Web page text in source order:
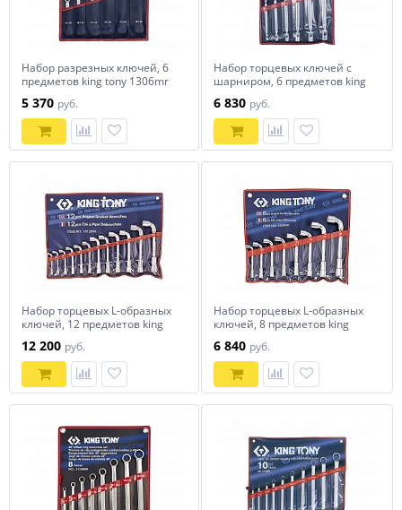
Набор разрезных ключей, 6
предметов king tony 1306mr
5 370 руб.
Набор торцевых ключей с
шарниром, 6 предметов king
6 830 руб.
Набор торцевых L-образных
ключей, 12 предметов king
12 200 руб.
Набор торцевых L-образных
ключей, 8 предметов king
6 840 руб.